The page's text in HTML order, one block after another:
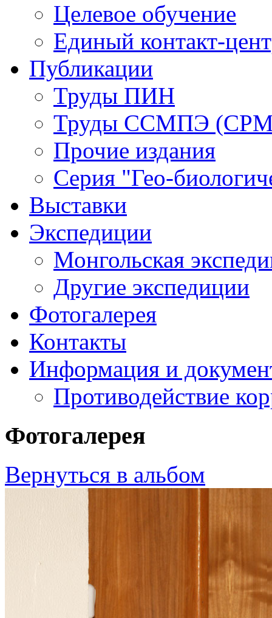
Целевое обучение
Единый контакт-
Публикации
Труды ПИН
Труды ССМПЭ
Прочие издания
Серия "Гео-
Выставки
Экспедиции
Монгольская
Другие экспедиции
Фотогалерея
Контакты
Информация и
Противодействие
Фотогалерея
Вернуться в альбом